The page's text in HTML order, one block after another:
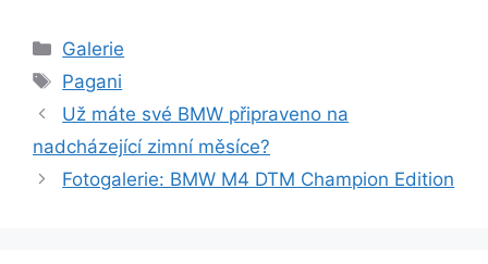
Rubriky
Galerie
Štítky
Pagani
Už máte své BMW připraveno na
nadcházející zimní měsíce?
Fotogalerie: BMW M4 DTM Champion Edition